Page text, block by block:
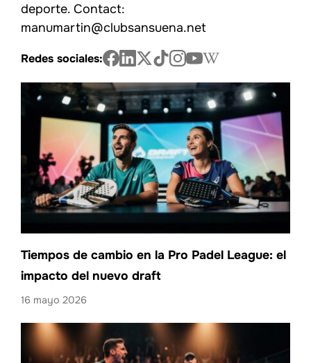
deporte. Contact:
manumartin@clubsansuena.net
Redes sociales:
Tiempos de cambio en la Pro Padel League: el
impacto del nuevo draft
16 mayo 2026